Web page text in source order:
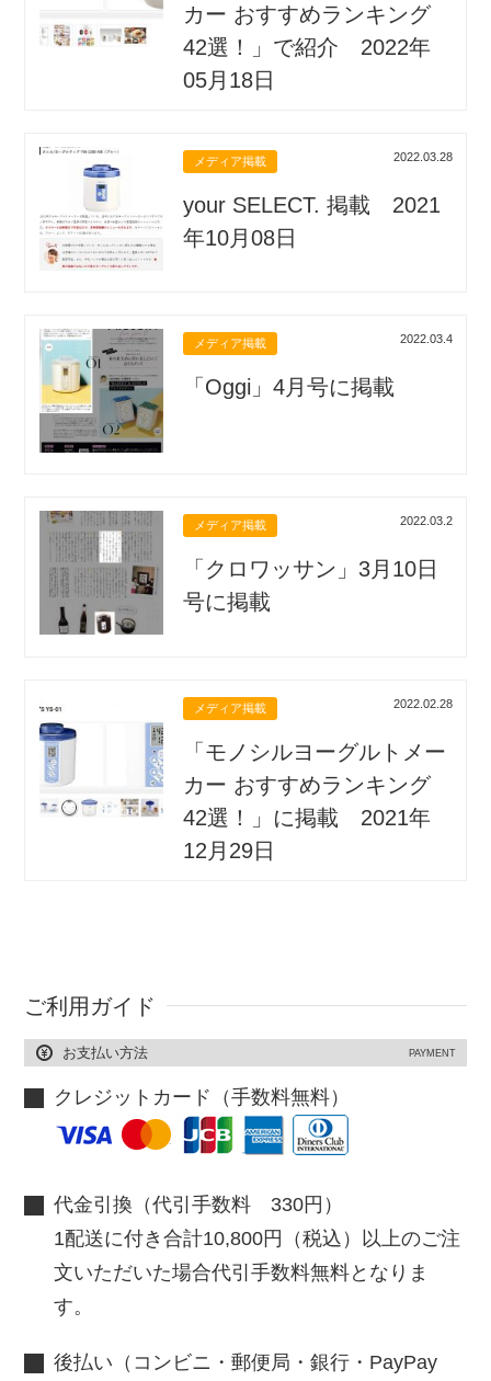
カー おすすめランキング
42選！」で紹介 2022年
05月18日
メディア掲載 2022.03.28
your SELECT. 掲載 2021
年10月08日
メディア掲載 2022.03.4
「Oggi」4月号に掲載
メディア掲載 2022.03.2
「クロワッサン」3月10日
号に掲載
メディア掲載 2022.02.28
「モノシルヨーグルトメー
カー おすすめランキング
42選！」に掲載 2021年
12月29日
ご利用ガイド
お支払い方法 PAYMENT
クレジットカード（手数料無料）
代金引換（代引手数料 330円）
1配送に付き合計10,800円（税込）以上のご注
文いただいた場合代引手数料無料となりま
す。
後払い（コンビニ・郵便局・銀行・PayPay